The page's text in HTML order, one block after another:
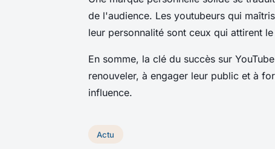
de l'audience. Les youtubeurs qui
leur personnalité sont ceux qui attirent
En somme, la clé du succès sur
renouveler, à engager leur public et à
influence.
Actu